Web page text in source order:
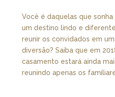
Você é daquelas que
um destino lindo e
reunir os convidados em
diversão? Saiba que em
casamento estará ainda
reunindo apenas os